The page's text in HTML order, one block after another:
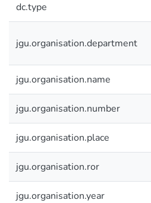
dc.type
jgu.organisation.department
jgu.organisation.name
jgu.organisation.number
jgu.organisation.place
jgu.organisation.ror
jgu.organisation.year